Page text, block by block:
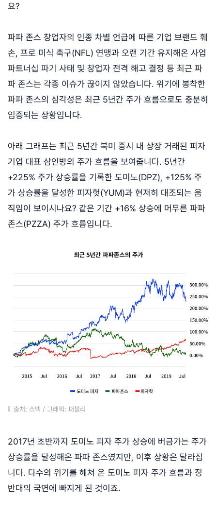
요?
파파 존스 창업자의 인종 차별 언급에 따른 기업 브랜드 훼
손, 프로 미식 축구(NFL) 연맹과 오랜 기간 유지해온 사업
파트너십 파기 사태 및 창업자 전격 해고 결정 등 최근 파
파 존스는 각종 이슈가 끊이지 않았습니다. 위기에 봉착한
파파 존스의 심각성은 최근 5년간 주가 흐름으로도 충분히
입증되는 상황입니다.
아래 그래프는 최근 5년간 북미 증시 내 상장 거래된 피자
기업 대표 삼인방의 주가 흐름을 보여줍니다. 5년간
+225% 주가 상승률을 기록한 도미노(DPZ), +125% 주
가 상승률을 달성한 피자헛(YUM)과 현저히 대조되는 움
직임이 보이시나요? 같은 기간 +16% 상승에 머무른 파파
존스(PZZA) 주가 흐름입니다.
출처: 스넥 / 그래픽: 퍼블리
2017년 초반까지 도미노 피자 주가 상승에 버금가는 주가
상승률을 달성해온 파파 존스였지만, 이후 상황은 달라집
니다. 다수의 위기를 헤쳐 온 도미노 피자 주가 흐름과 정
반대의 국면에 빠지게 된 것이죠.